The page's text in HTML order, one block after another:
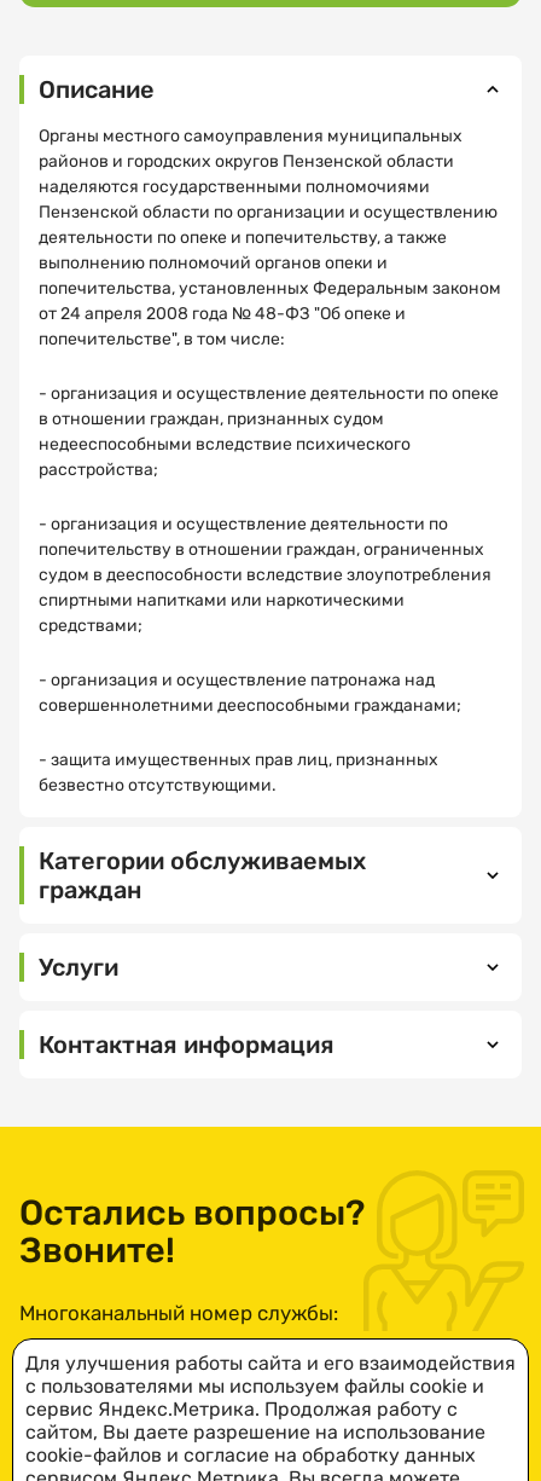
Описание
Органы местного самоуправления муниципальных
районов и городских округов Пензенской области
наделяются государственными полномочиями
Пензенской области по организации и осуществлению
деятельности по опеке и попечительству, а также
выполнению полномочий органов опеки и
попечительства, установленных Федеральным законом
от 24 апреля 2008 года № 48-ФЗ "Об опеке и
попечительстве", в том числе:
- организация и осуществление деятельности по опеке
в отношении граждан, признанных судом
недееспособными вследствие психического
расстройства;
- организация и осуществление деятельности по
попечительству в отношении граждан, ограниченных
судом в дееспособности вследствие злоупотребления
спиртными напитками или наркотическими
средствами;
- организация и осуществление патронажа над
совершеннолетними дееспособными гражданами;
- защита имущественных прав лиц, признанных
безвестно отсутствующими.
Категории обслуживаемых
граждан
Услуги
Контактная информация
Шемышейка,
ул. Ленина, д.
32
ПОСМОТРЕТЬ
НА КАРТЕ
Понедельник
— пятница: c
8:00 до
17:00.
Остались вопросы?
Звоните!
Многоканальный номер службы:
8-800-234-49-73
ПОДРОБНЕЕ
Как
Электронная
Ваш
номер
организацию
Выберите
дату
посещения
Выберите
Спасибо!
Для улучшения работы сайта и его взаимодействия
с пользователями мы используем файлы cookie и
сервис Яндекс.Метрика. Продолжая работу с
сайтом, Вы даете разрешение на использование
cookie-файлов и согласие на обработку данных